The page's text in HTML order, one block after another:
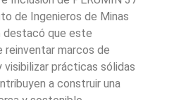
de Ingenieros de Minas
destacó que este
marcos de
visibilizar prácticas sólidas
a construir una